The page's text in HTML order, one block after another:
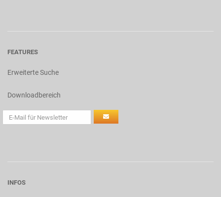
FEATURES
Erweiterte Suche
Downloadbereich
INFOS